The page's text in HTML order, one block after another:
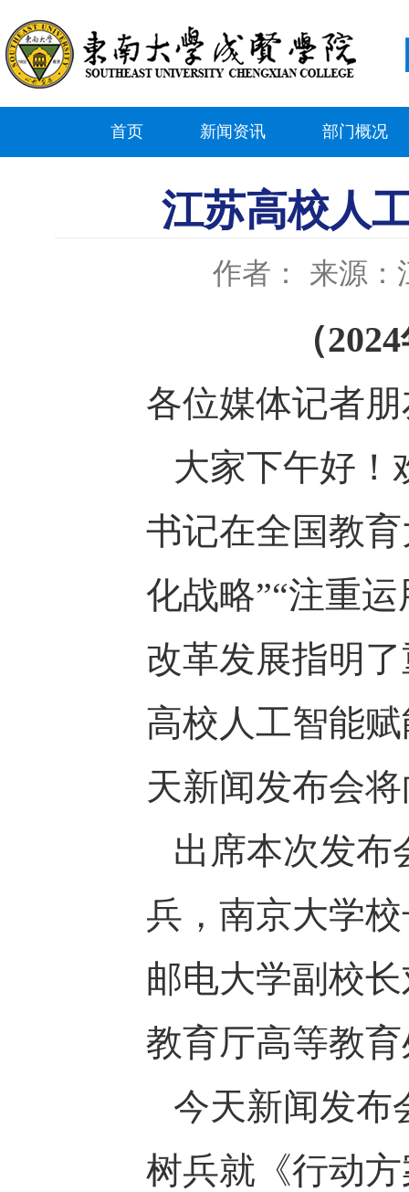
首页 新闻资讯 部门概况
江苏高校人
作者： 来源：
（
各位媒体记者
大家下午好！
书记在全国教
化战略”“注重
改革发展指明
高校人工智能
天新闻发布会
出席本次发布
兵，南京大学
邮电大学副校
教育厅高等教
今天新闻发布
树兵就《行动